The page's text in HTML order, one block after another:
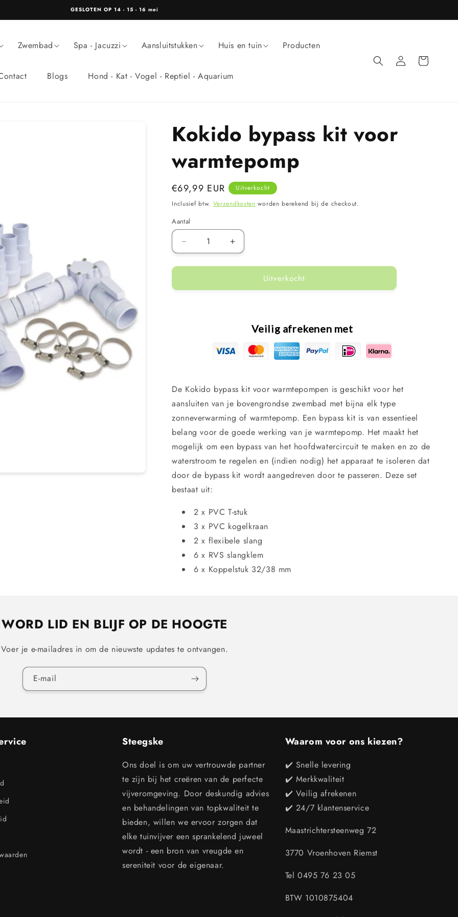
GESLOTEN OP 14 - 15 - 16 mei
Zwembad Spa - Jacuzzi Aansluitstukken Huis en tuin Producten
Blogs Hond - Kat - Vogel - Reptiel - Aquarium
InloggenWinkelwagen
Kokido bypass kit voor
warmtepomp
Normale
prijs
€69,99 EUR
Uitverkocht
Inclusief btw. Verzendkosten worden berekend bij de checkout.
Aantal
Aantal
verlagen
voor
bypass
Aantal
verhogen
voor
bypass
Uitverkocht
Veilig afrekenen met
De Kokido bypass kit voor warmtepompen is geschikt voor het
aansluiten van je bovengrondse zwembad met bijna elk type
zonneverwarming of warmtepomp. Een bypass kit is van essentieel
belang voor de goede werking van je warmtepomp. Het maakt het
mogelijk om een bypass van het hoofdwatercircuit te maken en zo de
waterstroom te regelen en (indien nodig) het apparaat te isoleren dat
door de bypass kit wordt aangedreven door te passeren. Deze set
bestaat uit:
2 x PVC T-stuk
3 x PVC kogelkraan
2 x flexibele slang
6 x RVS slangklem
6 x Koppelstuk 32/38 mm
WORD LID EN BLIJF OP DE HOOGTE
Voer je e-mailadres in om de nieuwste updates te ontvangen.
E‑mail
Steegske
Ons doel is om uw vertrouwde partner
te zijn bij het creëren van de perfecte
vijveromgeving. Door deskundig advies
en behandelingen van topkwaliteit te
bieden, willen we ervoor zorgen dat
elke tuinvijver een sprankelend juweel
wordt - een bron van vreugde en
sereniteit voor de eigenaar.
Waarom voor ons kiezen?
✔️ Snelle levering
✔️ Merkkwaliteit
✔️ Veilig afrekenen
✔️ 24/7 klantenservice
Maastrichtersteenweg 72
3770 Vroenhoven Riemst
Tel 0495 76 23 05
BTW 1010875404